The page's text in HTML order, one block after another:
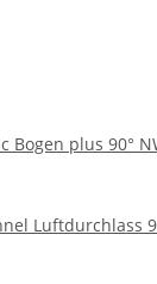
Bogen plus 90°